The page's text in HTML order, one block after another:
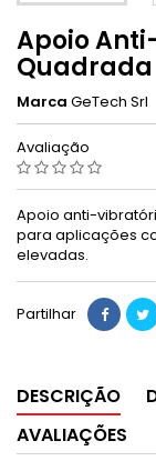
Apoio
Quadrada
Marca GeTech Srl
Avaliação
Apoio anti-
para aplicações
elevadas.
Partilhar
DESCRIÇÃO
AVALIAÇÕES